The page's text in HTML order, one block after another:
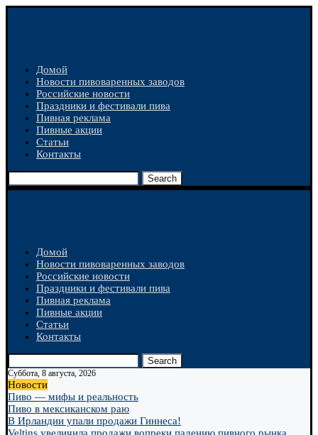
Домой
Новости пивоваренных заводов
Российские новости
Праздники и фестивали пива
Пивная реклама
Пивные акции
Статьи
Контакты
Search
Домой
Новости пивоваренных заводов
Российские новости
Праздники и фестивали пива
Пивная реклама
Пивные акции
Статьи
Контакты
Search
Суббота, 8 августа, 2026
Новости
Пиво — мифы и реальность
Пиво в мексиканском раю
В Ирландии упали продажи Гиннеса!